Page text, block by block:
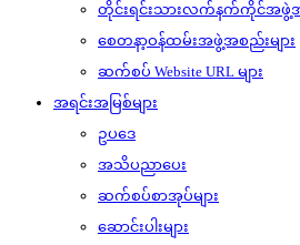
တိုင်းရင်းသားလက်နက်ကိုင်အဖွဲ့အ
စေတနာ့ဝန်ထမ်းအဖွဲ့အစည်းများ
ဆက်စပ် Website URL များ
အရင်းအမြစ်များ
ဥပဒေ
အသိပညာပေး
ဆက်စပ်စာအုပ်များ
ဆောင်းပါးများ